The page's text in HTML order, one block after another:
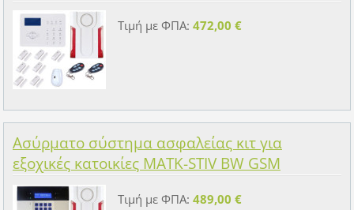
Τιμή με ΦΠΑ: 472,00 €
Ασύρματο σύστημα ασφαλείας κιτ για
εξοχικές κατοικίες MATK-STIV BW GSM
Τιμή με ΦΠΑ: 489,00 €